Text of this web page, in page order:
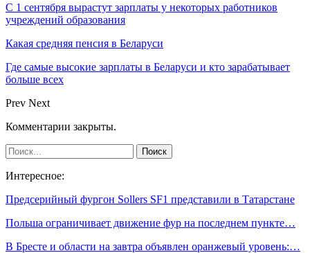
С 1 сентября вырастут зарплаты у некоторых работников
учреждений образования
Какая средняя пенсия в Беларуси
Где самые высокие зарплаты в Беларуси и кто зарабатывает
больше всех
Prev Next
Комментарии закрыты.
Интересное:
Предсерийный фургон Sollers SF1 представили в Татарстане
Польша ограничивает движение фур на последнем пункте…
В Бресте и области на завтра объявлен оранжевый уровень:…